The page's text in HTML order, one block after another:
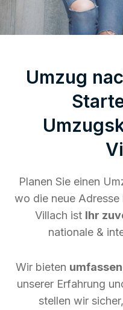
Umzug
Planen Sie einen
wo die neue
Villach ist Ihr
nationale &
Wir bieten
unserer Erfahrung
stellen wir